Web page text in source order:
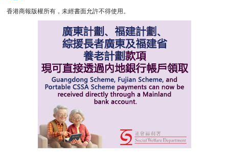
香港商報版權所有，未經書面允許不得使用。